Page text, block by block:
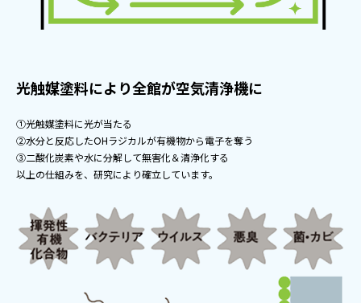
光触媒塗料により全館が空気清浄機に
①光触媒塗料に光が当たる
②水分と反応したOHラジカルが有機物から電子を奪う
③二酸化炭素や水に分解して無害化＆清浄化する
以上の仕組みを、研究により確立しています。